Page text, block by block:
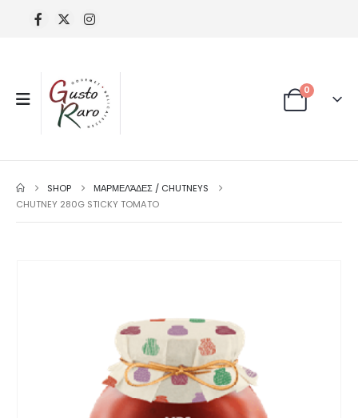
0
SHOP
ΜΑΡΜΕΛΆΔΕΣ / CHUTNEYS
CHUTNEY 280G STICKY TOMATO